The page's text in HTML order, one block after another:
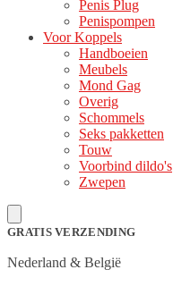
Penis Plug
Penispompen
Voor Koppels
Handboeien
Meubels
Mond Gag
Overig
Schommels
Seks pakketten
Touw
Voorbind dildo's
Zwepen
GRATIS VERZENDING
Nederland & België